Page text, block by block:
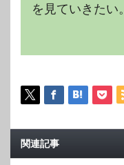
を見ていきたい。
関連記事